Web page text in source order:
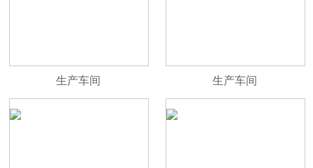
生产车间 生产车间